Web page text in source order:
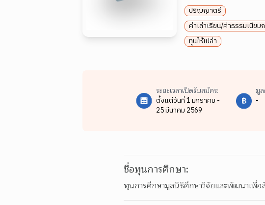
ปริญญาตรี
ค่าเล่าเรียน/ค่าธรรมเนียม
ทุนให้เปล่า
ระยะเวลาเปิดรับสมัคร:
ตั้งแต่วันที่ 1 มกราคม -
25 มีนาคม 2569
มู
-
ชื่อทุนการศึกษา:
ทุนการศึกษามูลนิธิศึกษาวิจัยและพัฒนาเพื่อ